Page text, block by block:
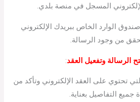
المسجل في منصة بلدي.
الوارد الخاص ببريدك الإلكتروني
من وجود الرسالة.
الرسالة وتفعيل العقد:
تحتوي على العقد الإلكتروني وتأكد من
جميع التفاصيل بعناية.